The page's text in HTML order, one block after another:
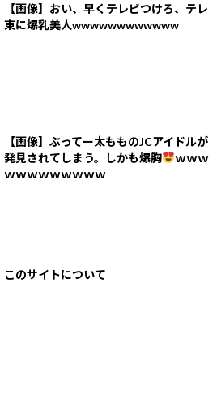
【画像】おい、早くテレビつけろ、テレ
東に爆乳美人wwwwwwwwwwww
【画像】ぶってー太もものJCアイドルが
発見されてしまう。しかも爆胸
ｗｗｗ
ｗｗｗｗｗｗｗｗｗ
このサイトについて